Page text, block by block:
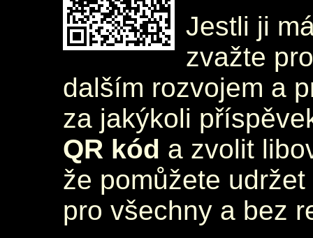
Jestli ji
zvažte
dalším rozvojem a
za jakýkoli
QR kód a zvolit
že pomůžete
pro všechny a bez